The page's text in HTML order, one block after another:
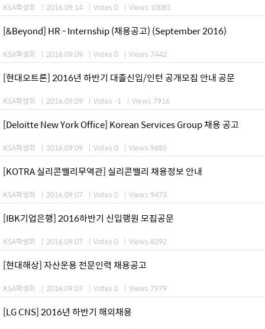
KSA학생회 | 2016.09.14 | Votes 0 | Views 10085
[&Beyond] HR - Internship (채용공고) (September 2016)
KSA학생회 | 2016.09.09 | Votes 0 | Views 7442
[현대오트론] 2016년 하반기 대졸신입/인턴 공개모집 안내 공문
KSA학생회 | 2016.09.09 | Votes -1 | Views 7916
[Deloitte New York Office] Korean Services Group 채용 공고
KSA학생회 | 2016.09.09 | Votes 0 | Views 9685
[KOTRA 실리콘밸리무역관] 실리콘밸리 채용정보 안내
KSA학생회 | 2016.09.07 | Votes 0 | Views 9473
[IBK기업은행] 2016하반기 신입행원 모집공문
KSA학생회 | 2016.09.07 | Votes 0 | Views 8292
[현대해상] 자산운용 전문인력 채용공고
KSA학생회 | 2016.09.07 | Votes 0 | Views 7979
[LG CNS] 2016년 하반기 해외채용